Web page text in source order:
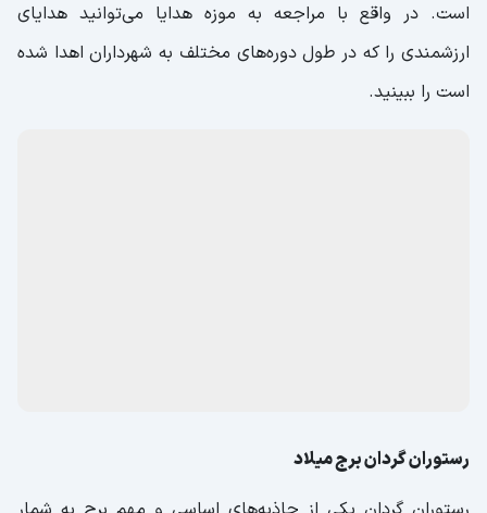
است. در واقع با مراجعه به موزه هدایا می‌توانید هدایای
ارزشمندی را که در طول دوره‌های مختلف به شهرداران اهدا شده
است را ببینید.
رستوران گردان برج میلاد